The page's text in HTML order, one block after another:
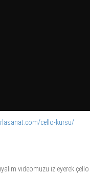
cello-kursu/
videomuzu izleyerek